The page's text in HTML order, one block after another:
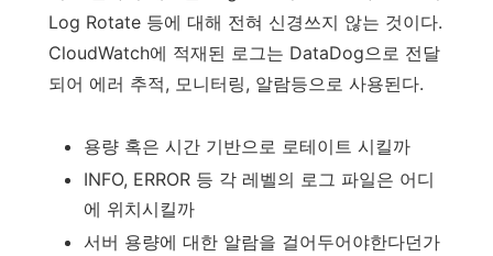
Log Rotate 등에 대해 전혀 신경쓰지 않는 것이다.
CloudWatch에 적재된 로그는 DataDog으로 전달
되어 에러 추적, 모니터링, 알람등으로 사용된다.
용량 혹은 시간 기반으로 로테이트 시킬까
INFO, ERROR 등 각 레벨의 로그 파일은 어디
에 위치시킬까
서버 용량에 대한 알람을 걸어두어야한다던가